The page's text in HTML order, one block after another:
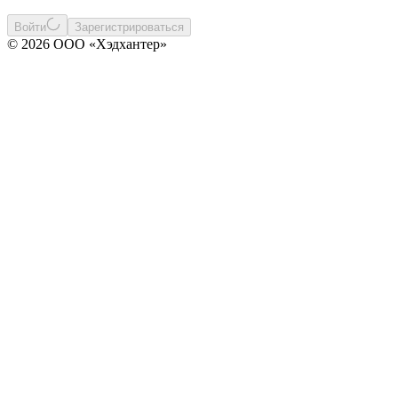
Войти Зарегистрироваться
© 2026 ООО «Хэдхантер»